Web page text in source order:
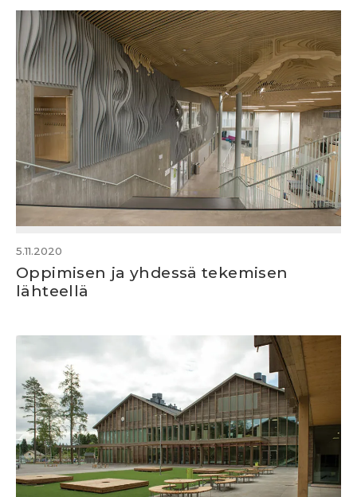
5.11.2020
Oppimisen ja yhdessä tekemisen
lähteellä